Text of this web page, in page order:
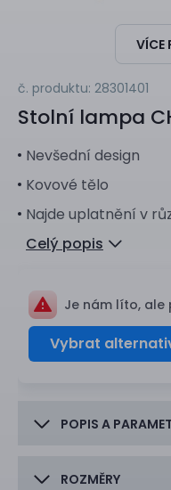
VÍCE
č. produktu: 28301401
Stolní lampa
Nevšední design
Kovové tělo
Najde uplatnění v
Celý popis
Je nám líto, ale
Vybrat
POPIS A
ROZMĚRY